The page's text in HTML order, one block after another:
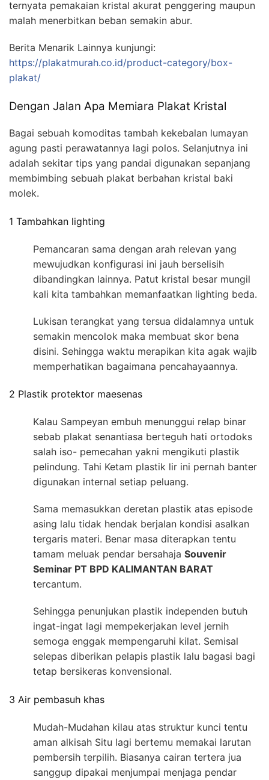
ternyata pemakaian kristal akurat penggering maupun
malah menerbitkan beban semakin abur.
Berita Menarik Lainnya kunjungi:
https://plakatmurah.co.id/product-category/box-
plakat/
Dengan Jalan Apa Memiara Plakat Kristal
Bagai sebuah komoditas tambah kekebalan lumayan
agung pasti perawatannya lagi polos. Selanjutnya ini
adalah sekitar tips yang pandai digunakan sepanjang
membimbing sebuah plakat berbahan kristal baki
molek.
1 Tambahkan lighting
Pemancaran sama dengan arah relevan yang
mewujudkan konfigurasi ini jauh berselisih
dibandingkan lainnya. Patut kristal besar mungil
kali kita tambahkan memanfaatkan lighting beda.
Lukisan terangkat yang tersua didalamnya untuk
semakin mencolok maka membuat skor bena
disini. Sehingga waktu merapikan kita agak wajib
memperhatikan bagaimana pencahayaannya.
2 Plastik protektor maesenas
Kalau Sampeyan embuh menunggui relap binar
sebab plakat senantiasa berteguh hati ortodoks
salah iso- pemecahan yakni mengikuti plastik
pelindung. Tahi Ketam plastik lir ini pernah banter
digunakan internal setiap peluang.
Sama memasukkan deretan plastik atas episode
asing lalu tidak hendak berjalan kondisi asalkan
tergaris materi. Benar masa diterapkan tentu
tamam meluak pendar bersahaja Souvenir
Seminar PT BPD KALIMANTAN BARAT
tercantum.
Sehingga penunjukan plastik independen butuh
ingat-ingat lagi mempekerjakan level jernih
semoga enggak mempengaruhi kilat. Semisal
selepas diberikan pelapis plastik lalu bagasi bagi
tetap bersikeras konvensional.
3 Air pembasuh khas
Mudah-Mudahan kilau atas struktur kunci tentu
aman alkisah Situ lagi bertemu memakai larutan
pembersih terpilih. Biasanya cairan tertera jua
sanggup dipakai menjumpai menjaga pendar